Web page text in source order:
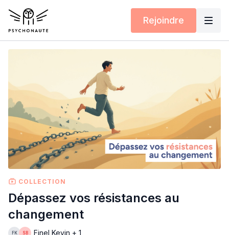
Rejoindre
COLLECTION
Dépassez vos résistances au
changement
Finel Kevin + 1